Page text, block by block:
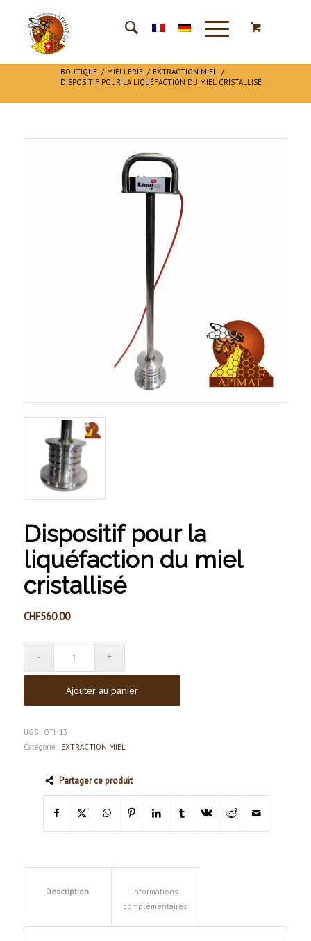
BOUTIQUE / MIELLERIE / EXTRACTION MIEL /
DISPOSITIF POUR LA LIQUÉFACTION DU MIEL CRISTALLISÉ
Dispositif pour la
liquéfaction du miel
cristallisé
CHF560.00
Ajouter au panier
UGS : OTH13
Catégorie : EXTRACTION MIEL
Partager ce produit
Description
Informations
complémentaires